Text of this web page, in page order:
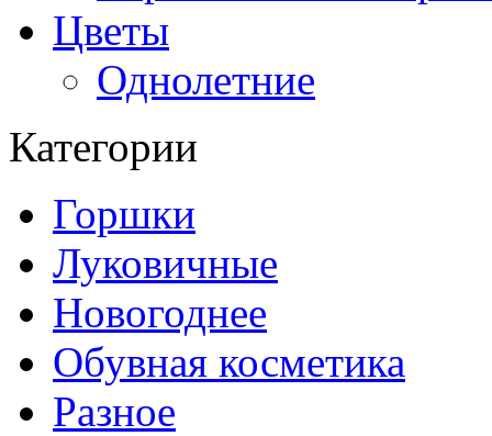
Цветы
Однолетние
Категории
Горшки
Луковичные
Новогоднее
Обувная косметика
Разное